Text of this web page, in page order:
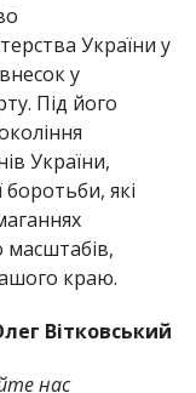
України у
у
Під його
України,
які
масштабів,
краю.
Вітковський
нас